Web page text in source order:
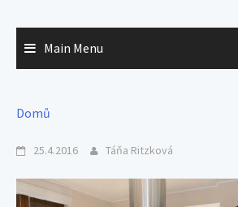
Main Menu
Domů
25.4.2016 Táňa Ritzková